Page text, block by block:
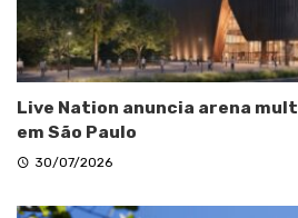
Live Nation anuncia arena
em São Paulo
30/07/2026